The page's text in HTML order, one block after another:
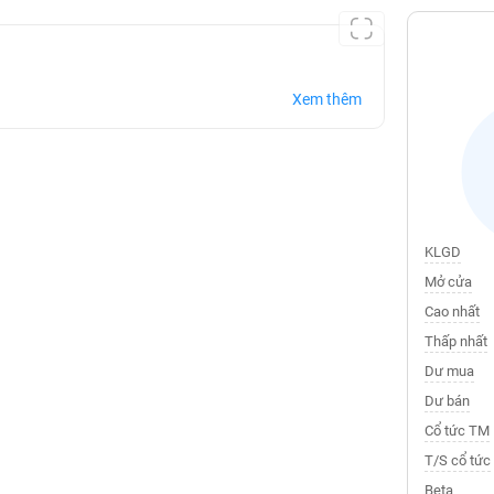
Xem thêm
KLGD
Mở cửa
Cao nhất
Thấp nhất
Dư mua
Dư bán
Cổ tức TM
T/S cổ tức
Beta